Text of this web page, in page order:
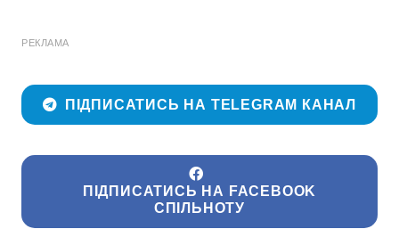
РЕКЛАМА
ПІДПИСАТИСЬ НА TELEGRAM КАНАЛ
ПІДПИСАТИСЬ НА FACEBOOK
СПІЛЬНОТУ